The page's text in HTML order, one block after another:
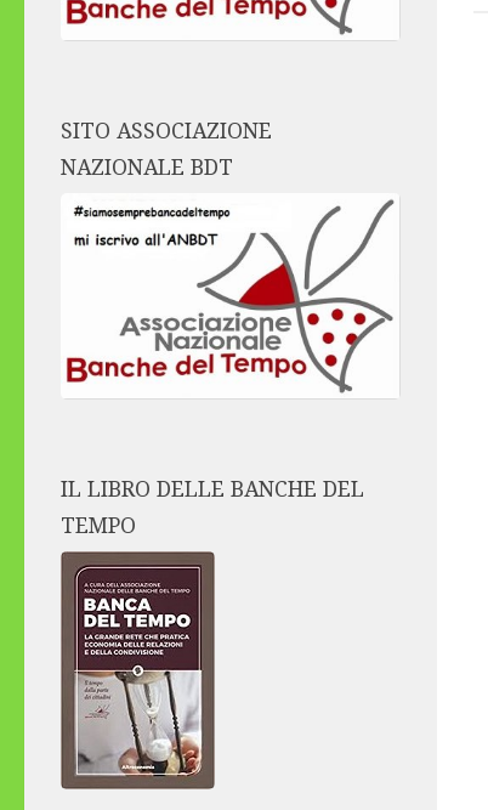
SITO ASSOCIAZIONE
NAZIONALE BDT
IL LIBRO DELLE BANCHE DEL
TEMPO